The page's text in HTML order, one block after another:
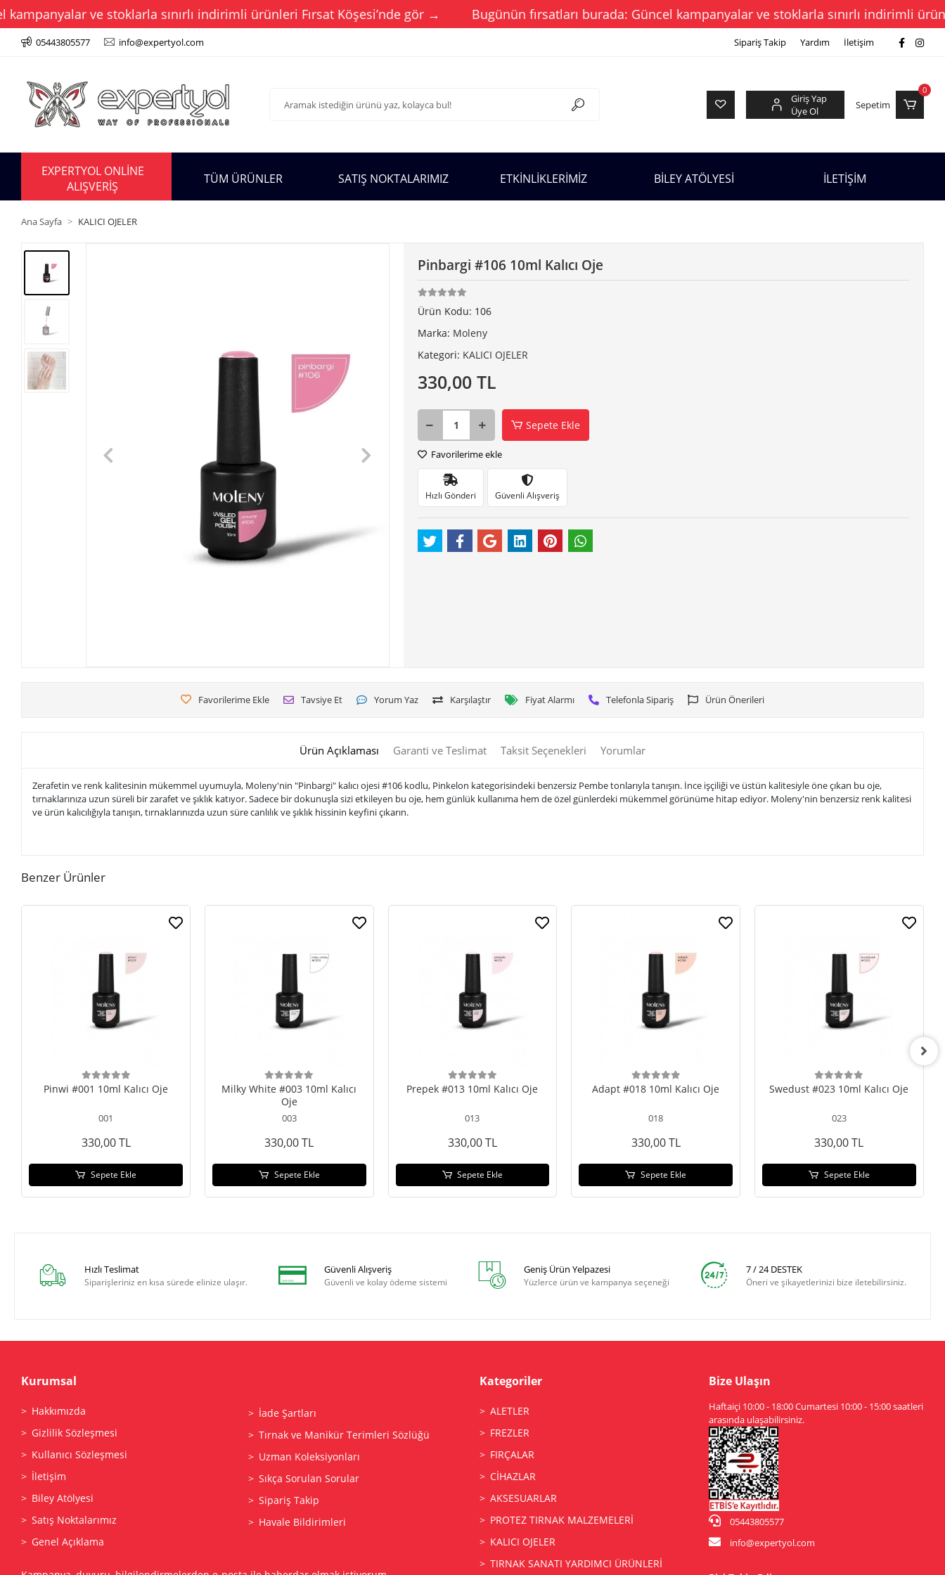
ve stoklarla sınırlı indirimli ürünleri Fırsat Köşesi’nde gör → Bugünün fırsatları burada: Güncel kampanyalar ve stoklarla sınırlı indirimli
05443805577 info@expertyol.com Sipariş Takip Yardım İletişim
Giriş Yap
Üye Ol
Sepetim
0
EXPERTYOL ONLİNE
ALIŞVERİŞ
TÜM ÜRÜNLER SATIŞ NOKTALARIMIZ ETKİNLİKLERİMİZ BİLEY ATÖLYESİ İLETİŞİM
Ana Sayfa KALICI OJELER
Pinbargi #106 10ml Kalıcı Oje
Ürün Kodu: 106
Marka: Moleny
Kategori: KALICI OJELER
330,00 TL
Sepete Ekle
Favorilerime ekle
Hızlı Gönderi Güvenli Alışveriş
Favorilerime Ekle Tavsiye Et Yorum Yaz Karşılaştır Fiyat Alarmı Telefonla Sipariş Ürün Önerileri
Ürün Açıklaması Garanti ve Teslimat Taksit Seçenekleri Yorumlar
Zerafetin ve renk kalitesinin mükemmel uyumuyla, Moleny'nin "Pinbargi" kalıcı ojesi #106 kodlu, Pinkelon kategorisindeki benzersiz Pembe tonlarıyla tanışın. İnce işçiliği ve üstün kalitesiyle öne çıkan bu oje,
tırnaklarınıza uzun süreli bir zarafet ve şıklık katıyor. Sadece bir dokunuşla sizi etkileyen bu oje, hem günlük kullanıma hem de özel günlerdeki mükemmel görünüme hitap ediyor. Moleny'nin benzersiz renk kalitesi
ve ürün kalıcılığıyla tanışın, tırnaklarınızda uzun süre canlılık ve şıklık hissinin keyfini çıkarın.
Benzer Ürünler
Pinwi #001 10ml Kalıcı Oje
001
330,00 TL
Sepete Ekle
Milky White #003 10ml Kalıcı
Oje
003
330,00 TL
Sepete Ekle
Prepek #013 10ml Kalıcı Oje
013
330,00 TL
Sepete Ekle
Adapt #018 10ml Kalıcı Oje
018
330,00 TL
Sepete Ekle
Swedust #023 10ml Kalıcı Oje
023
330,00 TL
Sepete Ekle
Hızlı Teslimat
Siparişleriniz en kısa sürede elinize ulaşır.
Güvenli Alışveriş
Güvenli ve kolay ödeme sistemi
Geniş Ürün Yelpazesi
Yüzlerce ürün ve kampanya seçeneği
7 / 24 DESTEK
Öneri ve şikayetlerinizi bize iletebilirsiniz.
Kurumsal
Hakkımızda
Gizlilik Sözleşmesi
Kullanıcı Sözleşmesi
İletişim
Biley Atölyesi
Satış Noktalarımız
Genel Açıklama
İade Şartları
Tırnak ve Manikür Terimleri Sözlüğü
Uzman Koleksiyonları
Sıkça Sorulan Sorular
Sipariş Takip
Havale Bildirimleri
Kategoriler
ALETLER
FREZLER
FIRÇALAR
CİHAZLAR
AKSESUARLAR
PROTEZ TIRNAK MALZEMELERİ
KALICI OJELER
TIRNAK SANATI YARDIMCI ÜRÜNLERİ
Bize Ulaşın
Haftaiçi 10:00 - 18:00 Cumartesi 10:00 - 15:00 saatleri
arasında ulaşabilirsiniz.
05443805577
info@expertyol.com